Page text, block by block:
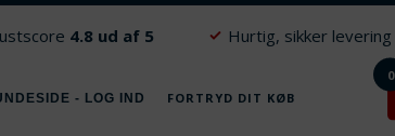
4.8 ud af 5 Hurtig, sikker levering
- LOG IND FORTRYD DIT KØB
0